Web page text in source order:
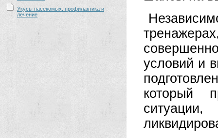
Укусы насекомых: профилактика и
лечение
условий и
который